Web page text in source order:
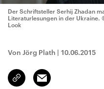
Der Schriftsteller Serhij Zhadan
Literaturlesungen in der Ukraine.
Look
Von Jörg Plath | 10.06.2015
Link
kopieren/teilen
Email